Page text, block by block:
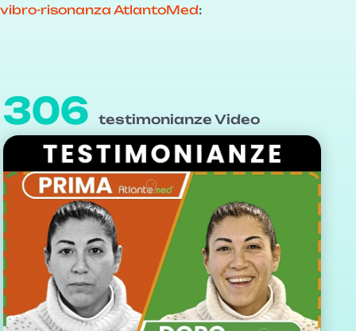
vibro-risonanza AtlantoMed:
306 testimonianze Video